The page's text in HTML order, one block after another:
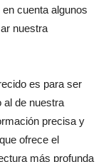
cuenta algunos
nuestra
es para ser
al de nuestra
precisa y
ofrece el
más profunda